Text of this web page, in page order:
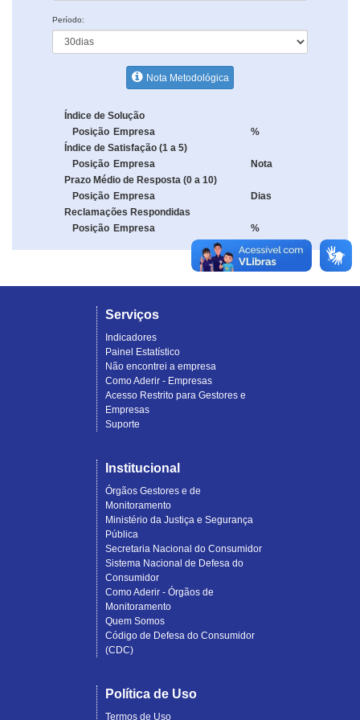
Período:
Nota Metodológica
Índice de Solução
Posição Empresa
%
Índice de Satisfação (1 a 5)
Posição Empresa
Nota
Prazo Médio de Resposta (0 a 10)
Posição Empresa
Dias
Reclamações Respondidas
Posição Empresa %
Serviços
Indicadores
Painel Estatístico
Não encontrei a empresa
Como Aderir - Empresas
Acesso Restrito para Gestores e
Empresas
Suporte
Institucional
Órgãos Gestores e de
Monitoramento
Ministério da Justiça e Segurança
Pública
Secretaria Nacional do Consumidor
Sistema Nacional de Defesa do
Consumidor
Como Aderir - Órgãos de
Monitoramento
Quem Somos
Código de Defesa do Consumidor
(CDC)
Política de Uso
Termos de Uso